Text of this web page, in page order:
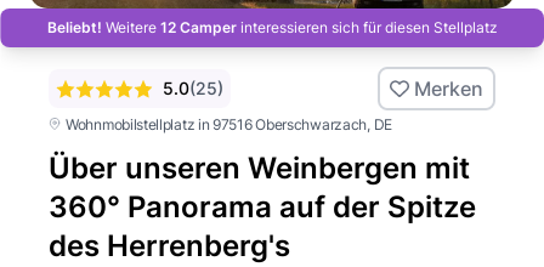
Beliebt! Weitere 12 Camper interessieren sich für diesen Stellplatz
Wohnmobilstellplatz in 97516 Oberschwarzach, DE
Über unseren Weinbergen mit
360° Panorama auf der Spitze
des Herrenberg's
5.0(25) Merken